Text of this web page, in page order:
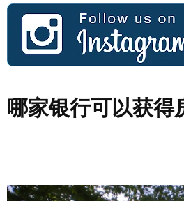
哪家银行可以获得